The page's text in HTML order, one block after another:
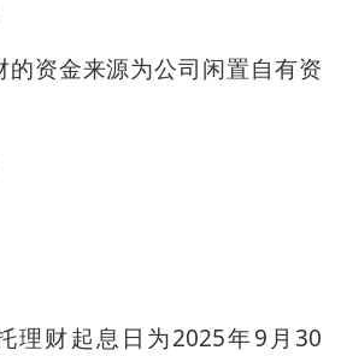
的资金来源为公司闲置自有资
理财起息日为2025年9月30